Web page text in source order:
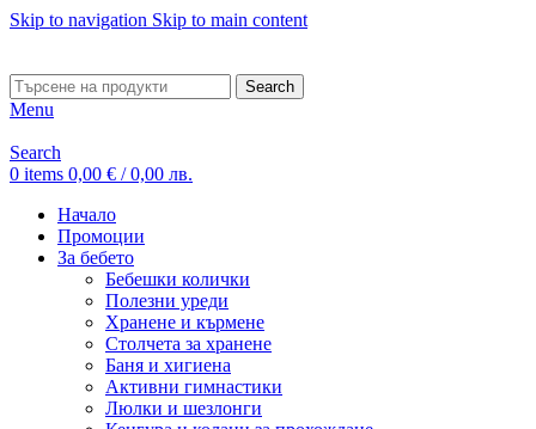
Skip to navigation Skip to main content
Search
Menu
Search
0 items 0,00 € / 0,00 лв.
Начало
Промоции
За бебето
Бебешки колички
Полезни уреди
Хранене и кърмене
Столчета за хранене
Баня и хигиена
Активни гимнастики
Люлки и шезлонги